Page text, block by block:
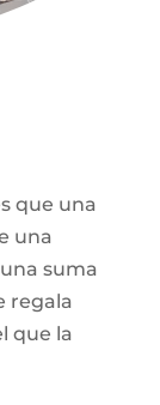
que una
una
suma
regala
que la